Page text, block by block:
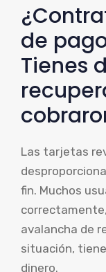
de
Tienes
Las tarjetas
fin. Muchos
avalancha de
situación,
dinero.